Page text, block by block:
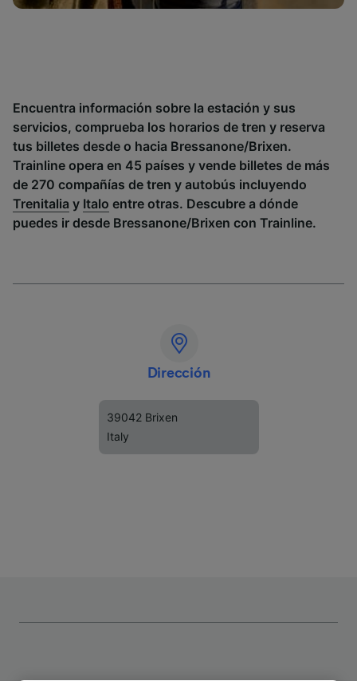
Encuentra información sobre la estación y sus
servicios, comprueba los horarios de tren y reserva
tus billetes desde o hacia Bressanone/Brixen.
Trainline opera en 45 países y vende billetes de más
de 270 compañías de tren y autobús incluyendo
Trenitalia y Italo entre otras. Descubre a dónde
puedes ir desde Bressanone/Brixen con Trainline.
Dirección
39042 Brixen
Italy